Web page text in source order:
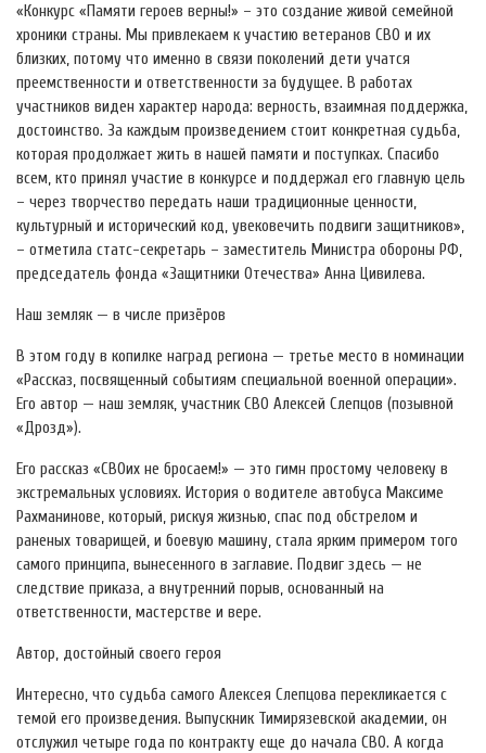
«Конкурс «Памяти героев верны!» – это создание живой семейной
хроники страны. Мы привлекаем к участию ветеранов СВО и их
близких, потому что именно в связи поколений дети учатся
преемственности и ответственности за будущее. В работах
участников виден характер народа: верность, взаимная поддержка,
достоинство. За каждым произведением стоит конкретная судьба,
которая продолжает жить в нашей памяти и поступках. Спасибо
всем, кто принял участие в конкурсе и поддержал его главную цель
– через творчество передать наши традиционные ценности,
культурный и исторический код, увековечить подвиги защитников»,
– отметила статс-секретарь – заместитель Министра обороны РФ,
председатель фонда «Защитники Отечества» Анна Цивилева.
Наш земляк — в числе призёров
В этом году в копилке наград региона — третье место в номинации
«Рассказ, посвященный событиям специальной военной операции».
Его автор — наш земляк, участник СВО Алексей Слепцов (позывной
«Дрозд»).
Его рассказ «СВОих не бросаем!» — это гимн простому человеку в
экстремальных условиях. История о водителе автобуса Максиме
Рахманинове, который, рискуя жизнью, спас под обстрелом и
раненых товарищей, и боевую машину, стала ярким примером того
самого принципа, вынесенного в заглавие. Подвиг здесь — не
следствие приказа, а внутренний порыв, основанный на
ответственности, мастерстве и вере.
Автор, достойный своего героя
Интересно, что судьба самого Алексея Слепцова перекликается с
темой его произведения. Выпускник Тимирязевской академии, он
отслужил четыре года по контракту еще до начала СВО. А когда